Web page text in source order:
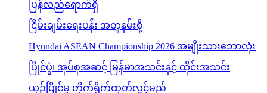
ပြန်လည်ရောက်ရှိ
ငြိမ်းချမ်းရေးပန်း အတူနမ်းစို့
Hyundai ASEAN Championship 2026 အမျိုးသားဘောလုံး
ပြိုင်ပွဲ၊ အုပ်စုအဆင့် မြန်မာအသင်းနှင့် ထိုင်းအသင်း
ယှဉ်ပြိုင်မှု တိုက်ရိုက်ထုတ်လွှင့်မည်